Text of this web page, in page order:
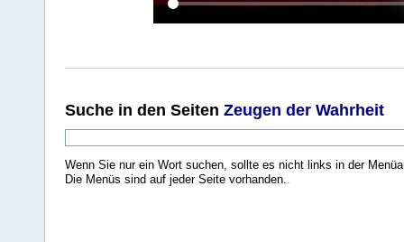
Suche in den Seiten Zeugen der Wahrheit
Wenn Sie nur ein Wort suchen, sollte es nicht links in der
Die Menüs sind auf jeder Seite vorhanden.